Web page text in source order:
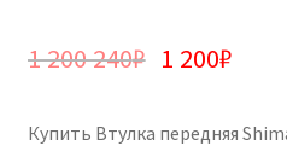
1 200 240₽ 1 200₽
Купить Втулка передняя